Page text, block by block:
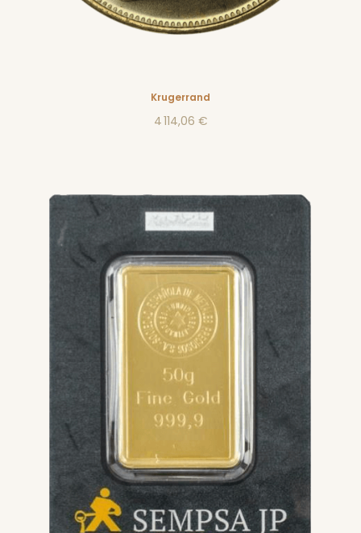
Krugerrand
4 114,06 €